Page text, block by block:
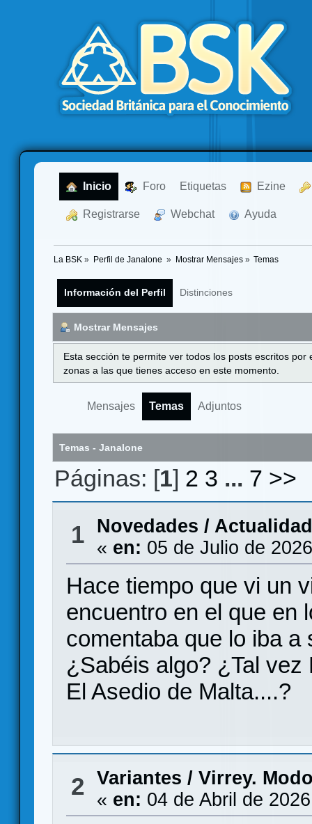
Inicio Foro Etiquetas Ezine
Registrarse Webchat Ayuda
La BSK » Perfil de Janalone » Mostrar Mensajes» Temas
Información del Perfil Distinciones
Mostrar Mensajes
Esta sección te permite ver todos los posts escritos
zonas a las que tienes acceso en este momento.
Mensajes Temas Adjuntos
Temas - Janalone
Páginas: [1] 2 3 ... 7 >>
1
Novedades / Actualidad
« en: 05 de Julio de
Hace tiempo que vi un
encuentro en el que en
comentaba que lo iba
¿Sabéis algo? ¿Tal
El Asedio de Malta....?
2 Variantes / Virrey.
« en: 04 de Abril de